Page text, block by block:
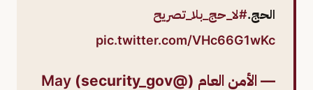
الحج.#لا_حج_بلا_تصريح
pic.twitter.com/VHc66G1wKc
— الأمن العام (@security_gov)
May